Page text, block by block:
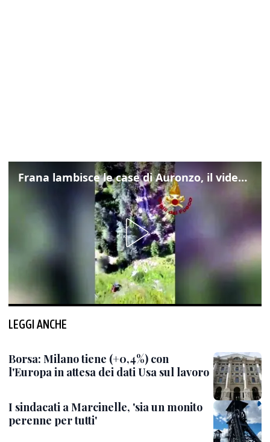
Frana lambisce le case di Auronzo, il video dall'elicottero dei vigili del fuoco
LEGGI ANCHE
Borsa: Milano tiene (+0,4%) con
l'Europa in attesa dei dati Usa sul lavoro
I sindacati a Marcinelle, 'sia un monito
perenne per tutti'